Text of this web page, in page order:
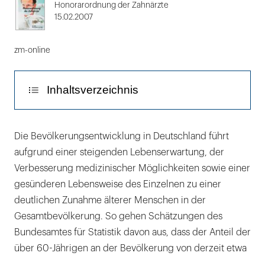
Honorarordnung der Zahnärzte
15.02.2007
zm-online
Inhaltsverzeichnis
Anforderungen an geroprothetische
Konzepte
Wünsche älterer Patienten
Besonderheiten des alten Patienten
Schaukelfreier Zahnersatz
Optimale Hygienefähigkeit
Die Bevölkerungsentwicklung in Deutschland führt
aufgrund einer steigenden Lebenserwartung, der
Verbesserung medizinischer Möglichkeiten sowie einer
gesünderen Lebensweise des Einzelnen zu einer
deutlichen Zunahme älterer Menschen in der
Gesamtbevölkerung. So gehen Schätzungen des
Bundesamtes für Statistik davon aus, dass der Anteil der
über 60-Jährigen an der Bevölkerung von derzeit etwa